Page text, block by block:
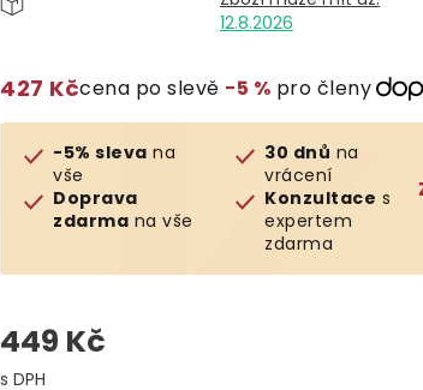
12.8.2026
427 Kčcena po slevě −5 % pro členy
-5% sleva na
vše
Doprava
zdarma na vše
30 dnů na
vrácení
Konzultace s
expertem
zdarma
449 Kč